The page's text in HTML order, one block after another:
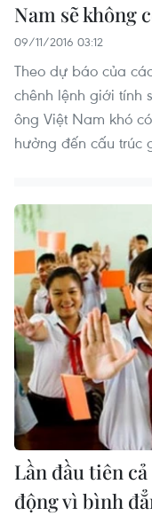
Nam sẽ không
09/11/2016 03:12
Theo dự báo của
chênh lệnh giới tính
ông Việt Nam khó
hưởng đến cấu trúc
Lần đầu tiên
động vì bình